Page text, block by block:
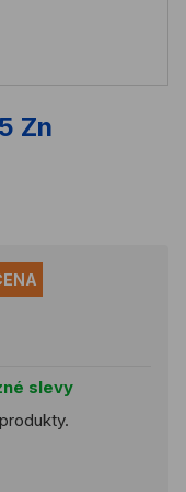
Zn
slevy